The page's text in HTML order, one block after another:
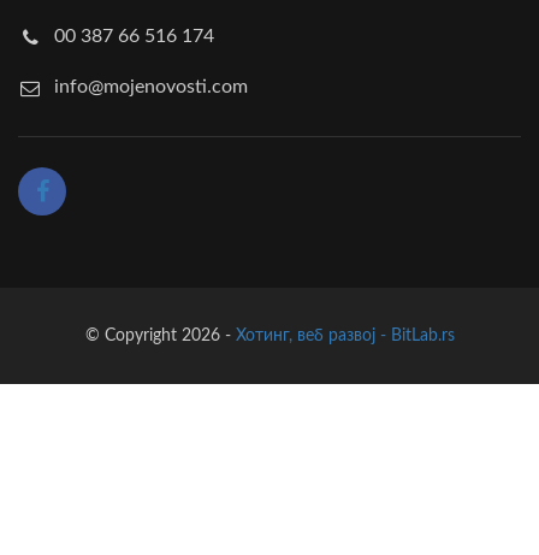
00 387 66 516 174
info@mojenovosti.com
© Copyright 2026 - Хотинг, веб развој - BitLab.rs